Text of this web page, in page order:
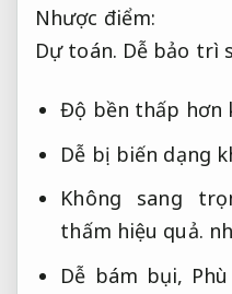
Nhược điểm:
Dự toán. Dễ bảo trì
Độ bền thấp hơn
Dễ bị biến dạng
Không sang
thấm hiệu quả.
Dễ bám bụi,